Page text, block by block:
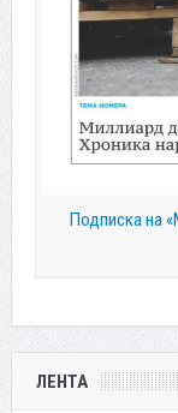
Подписка на
ЛЕНТА